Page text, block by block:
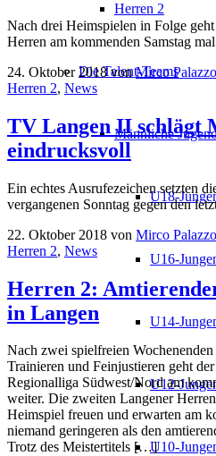
Herren 2
Die Talent-Teams
Männliche
U18-
U16-
U14-
U12-
U10-
Nach drei Heimspielen in Folge
Herren am kommenden Samstag
24. Oktober 2018 vonMirco Palazzo
Herren 2, News
TV Langen II schlägt
eindrucksvoll
Ein echtes Ausrufezeichen setzten
vergangenen Sonntag gegen den
22. Oktober 2018 von Mirco Palazzo
Herren 2, News
Herren 2:
in Langen
Nach zwei spielfreien
Trainieren und Feinjustieren geht
Regionalliga Südwest/Nord am
weiter. Die zweiten Langener
Heimspiel freuen und erwarten am
niemand geringeren als den
Trotz des Meistertitels […]